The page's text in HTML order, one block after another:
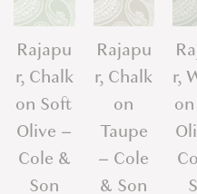
Rajapu
r, Chalk
on Soft
Olive –
Cole &
Son
Rajapu
r, Chalk
on
Taupe
– Cole
& Son
r,